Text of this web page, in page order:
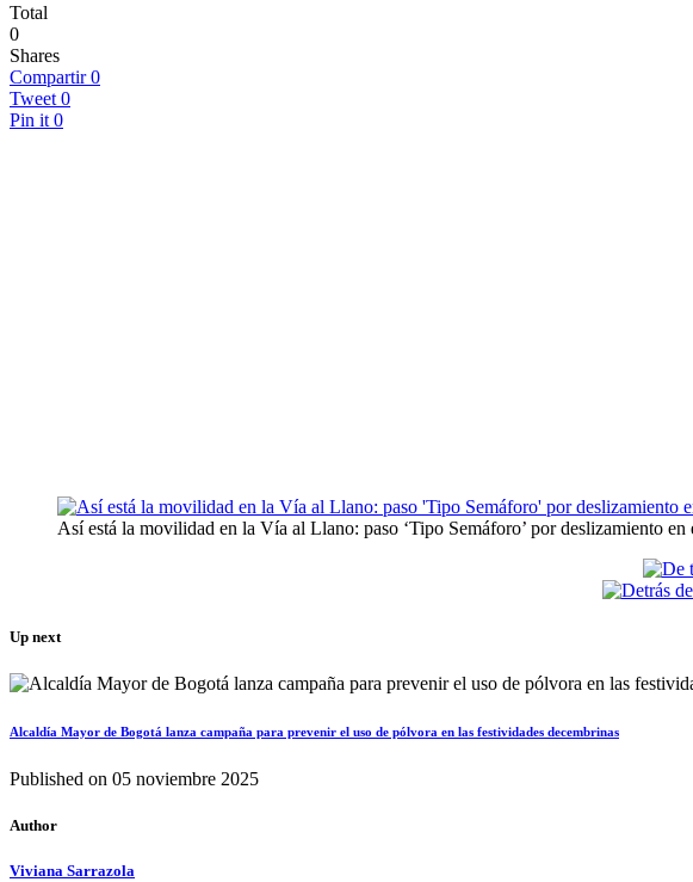
Total
0
Shares
Compartir 0
Tweet 0
Pin it 0
Así está la movilidad en la Vía al Llano: paso ‘Tipo Semáforo’ por deslizamiento
Up next
Alcaldía Mayor de Bogotá lanza campaña para prevenir el uso de pólvora en las festividades decembrinas
Published on 05 noviembre 2025
Author
Viviana Sarrazola